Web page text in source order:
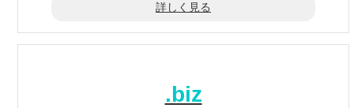
詳しく見る
.biz